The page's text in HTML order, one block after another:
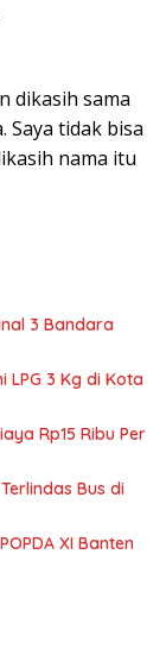
dikasih sama
Saya tidak bisa
nama itu
3 Bandara
LPG 3 Kg di Kota
Rp15 Ribu Per
Bus di
XI Banten